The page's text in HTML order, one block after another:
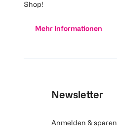
Shop!
Mehr Informationen
Newsletter
Anmelden & sparen